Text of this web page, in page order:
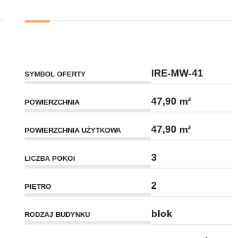
SYMBOL OFERTY IRE-MW-41
POWIERZCHNIA 47,90 m²
POWIERZCHNIA UŻYTKOWA 47,90 m²
LICZBA POKOI 3
PIĘTRO 2
RODZAJ BUDYNKU blok